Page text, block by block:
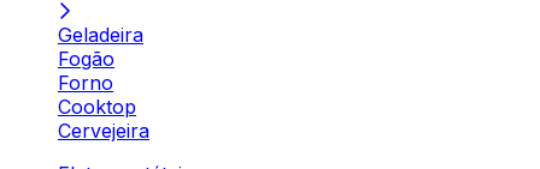
Geladeira
Fogão
Forno
Cooktop
Cervejeira